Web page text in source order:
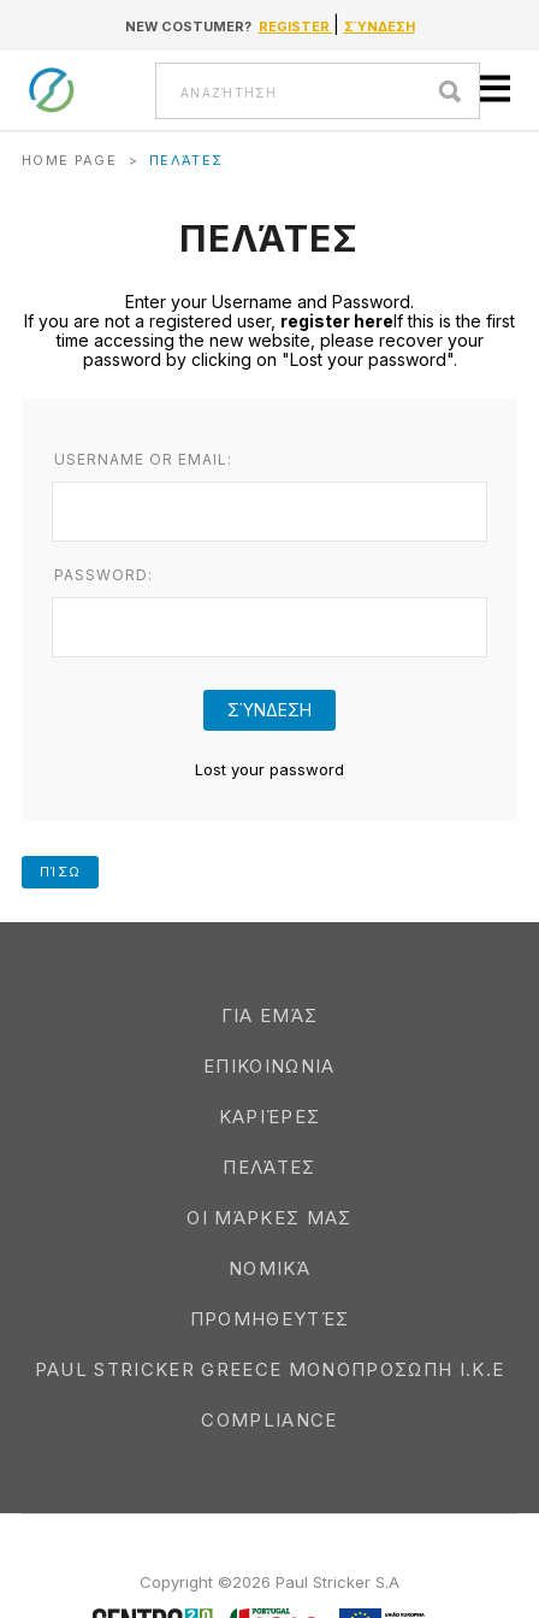
Go to contentNEW COSTUMER? REGISTER ΣΎΝΔΕΣΗ
Αναζήτηση
HOME PAGE > ΠΕΛΆΤΕΣ
ΠΕΛΆΤΕΣ
Enter your Username and Password.
If you are not a registered user, register hereIf this is the first
time accessing the new website, please recover your
password by clicking on "Lost your password".
USERNAME OR EMAIL:
PASSWORD:
Lost your password
ΠΊΣΩ
ΓΙΑ ΕΜΆΣ
ΕΠΙΚΟΙΝΩΝΙΑ
ΚΑΡΙΈΡΕΣ
ΠΕΛΆΤΕΣ
ΟΙ ΜΆΡΚΕΣ ΜΑΣ
ΝΟΜΙΚΆ
ΠΡΟΜΗΘΕΥΤΈΣ
PAUL STRICKER GREECE ΜΟΝΟΠΡΟΣΩΠΗ Ι.Κ.Ε
COMPLIANCE
Copyright ©2026 Paul Stricker S.A